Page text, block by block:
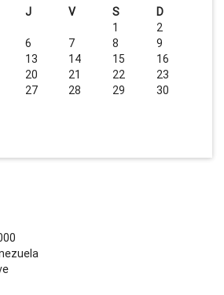
J V S D
1
2
6 7 8
9
13 14 15
16
20 21 22
23
27 28 29
30